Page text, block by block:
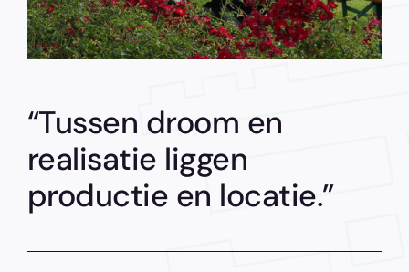
“Tussen droom en
realisatie liggen
productie en locatie.”